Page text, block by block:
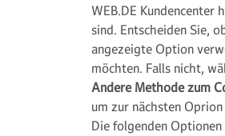
WEB.DE Kundencenter
sind. Entscheiden Sie,
angezeigte Option
möchten. Falls nicht,
Andere Methode zum
um zur nächsten
Die folgenden Optionen